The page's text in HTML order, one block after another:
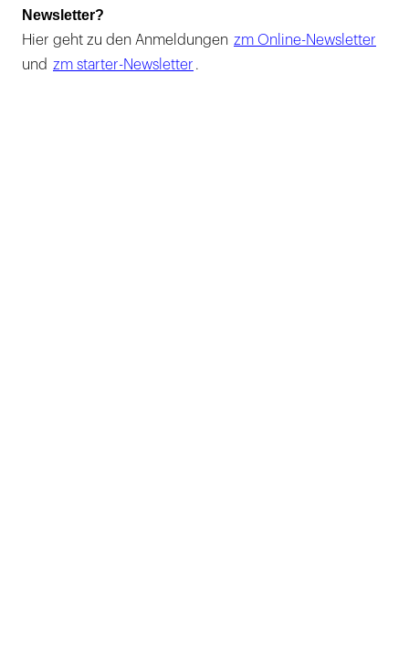
Newsletter?
Hier geht zu den Anmeldungen zm Online-Newsletter
und zm starter-Newsletter .